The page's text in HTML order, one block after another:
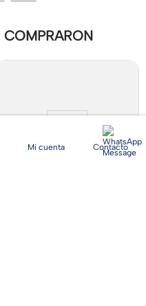
Mi cuenta Contacto
COMPRARON